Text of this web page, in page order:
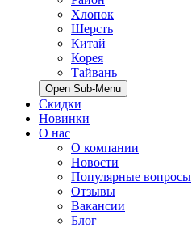
Хлопок
Шерсть
Китай
Корея
Тайвань
Open Sub-Menu
Скидки
Новинки
О нас
О компании
Новости
Популярные вопросы
Отзывы
Вакансии
Блог